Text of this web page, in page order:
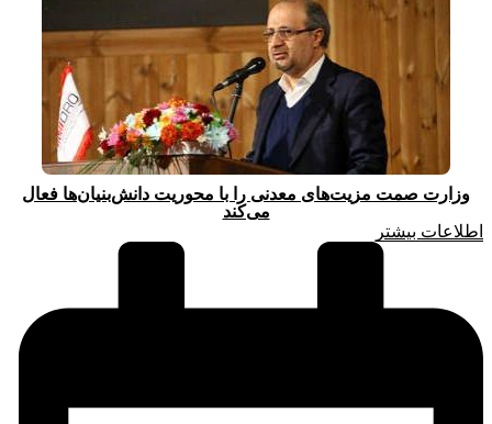
وزارت صمت مزیت‌های معدنی را با محوریت دانش‌بنیان‌ها فعال
می‌کند
اطلاعات بیشتر